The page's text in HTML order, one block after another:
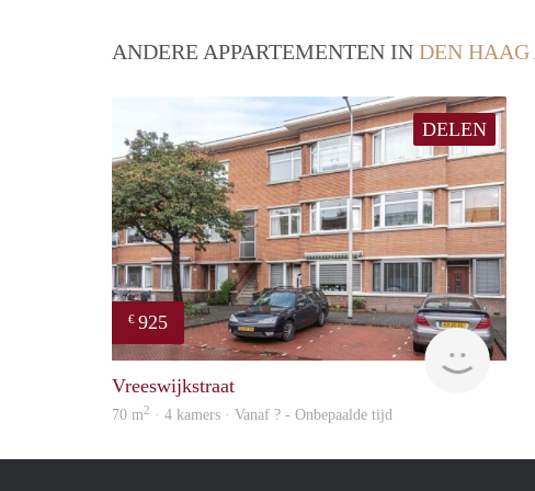
ANDERE APPARTEMENTEN IN DEN HAAG
DELEN
€ 925
finder
Vreeswijkstraat
70 m2 · 4 kamers · Vanaf ? - Onbepaalde tijd